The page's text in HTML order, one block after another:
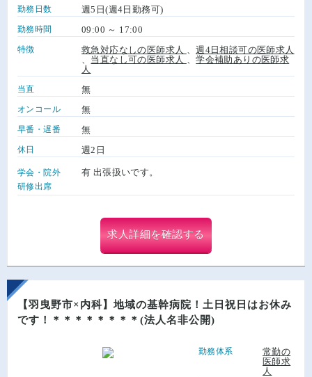
勤務日数 週5日(週4日勤務可)
勤務時間 09:00 ～ 17:00
特徴 救急対応なしの医師求人 、週4日相談可の医師求人
当直なし可の医師求人 、学会補助ありの医師求
人
当直 無
オンコール 無
早番・遅番 無
休日 週2日
学会・院外
研修出席
有 出張扱いです。
求人詳細を確認する
【羽曳野市×内科】地域の基幹病院！土日祝日はお休み
です！＊＊＊＊＊＊＊＊(法人名非公開)
勤務体系
常勤の
医師求
人